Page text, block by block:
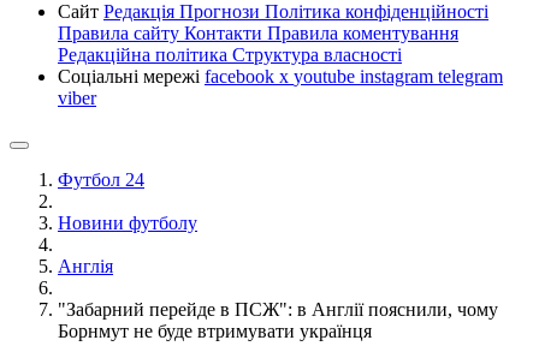
Сайт Редакція Прогнози Політика конфіденційності
Правила сайту Контакти Правила коментування
Редакційна політика Структура власності
Соціальні мережі facebook x youtube instagram telegram
viber
Футбол 24
Новини футболу
Англія
"Забарний перейде в ПСЖ": в Англії пояснили, чому
Борнмут не буде втримувати українця